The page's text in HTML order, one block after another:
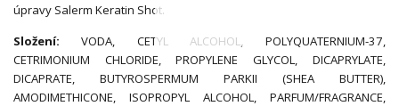
úpravy Salerm Keratin Shot.
Složení:VODA, CETYL ALCOHOL, POLYQUATERNIUM-37,
CETRIMONIUM CHLORIDE, PROPYLENE GLYCOL, DICAPRYLATE,
DICAPRATE, BUTYROSPERMUM PARKII (SHEA BUTTER),
AMODIMETHICONE, ISOPROPYL ALCOHOL, PARFUM/FRAGRANCE,